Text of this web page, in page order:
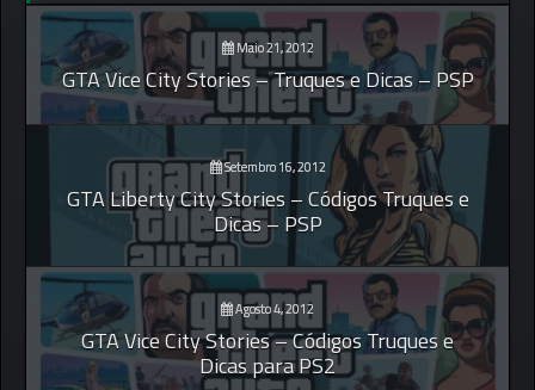
Maio 21, 2012
GTA Vice City Stories – Truques e Dicas – PSP
Setembro 16, 2012
GTA Liberty City Stories – Códigos Truques e
Dicas – PSP
Agosto 4, 2012
GTA Vice City Stories – Códigos Truques e
Dicas para PS2